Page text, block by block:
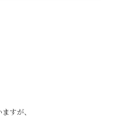
すが、